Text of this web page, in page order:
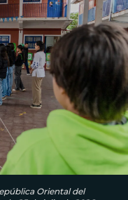
Oriental del